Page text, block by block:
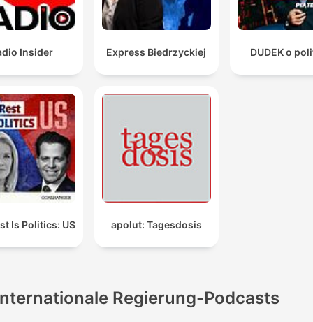
Insider Express Biedrzyckiej DUDEK o
Is Politics: US apolut: Tagesdosis
Regierung-Podcasts